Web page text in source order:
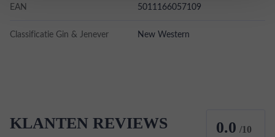
EAN 5011166057109
Classificatie Gin & Jenever New Western
KLANTEN REVIEWS 0.0 /10